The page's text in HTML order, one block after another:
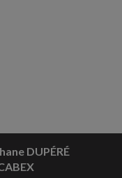
DUPÉRÉ